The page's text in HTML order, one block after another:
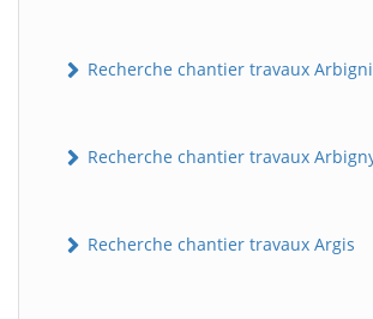
Recherche chantier travaux
Recherche chantier travaux
Recherche chantier travaux Argis